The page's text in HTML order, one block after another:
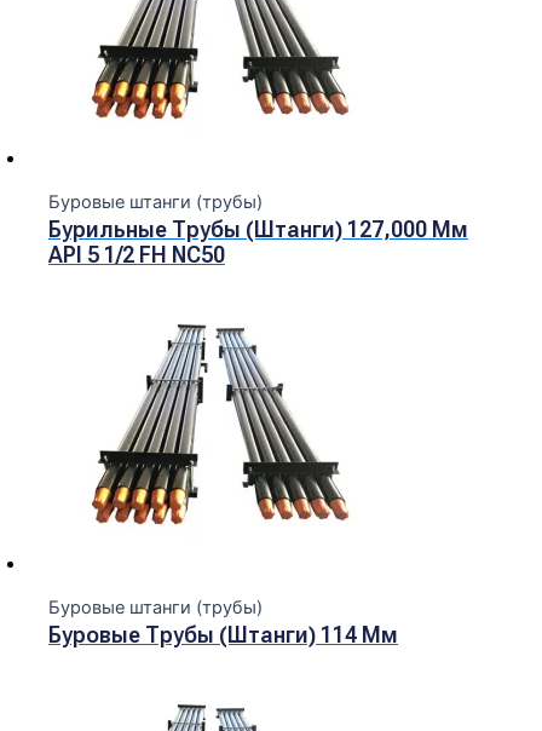
Буровые штанги (трубы)
Бурильные Трубы (штанги) 127,000 Мм
API 5 1/2 FH NC50
Буровые штанги (трубы)
Буровые Трубы (штанги) 114 Мм